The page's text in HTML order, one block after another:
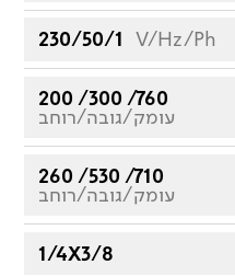
230/50/1 V/Hz/Ph
200 /300 /760
עומק/גובה/רוחב
260 /530 /710
עומק/גובה/רוחב
1/4X3/8